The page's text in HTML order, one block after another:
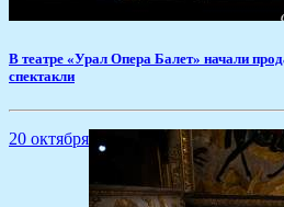
​В театре «Урал Опера Балет» начали
спектакли
20 октября